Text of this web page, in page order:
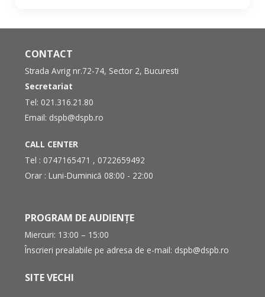
CONTACT
Strada Avrig nr.72-74, Sector 2, Bucuresti
Secretariat
Tel: 021.316.21.80
Email: dspb@dspb.ro
CALL CENTER
Tel : 0747165471 , 0722659492
Orar : Luni-Duminică 08:00 - 22:00
PROGRAM DE AUDIENȚE
Miercuri: 13:00 – 15:00
Înscrieri prealabile pe adresa de e-mail: dspb@dspb.ro
SITE VECHI